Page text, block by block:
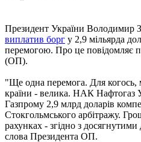
Президент України Володимир
виплатив борг у 2,9 мільярда
перемогою. Про це повідомляє
(ОП).
"Ще одна перемога. Для когось,
країни - велика. НАК Нафтогаз
Газпрому 2,9 млрд доларів
Стокгольмського арбітражу.
рахунках - згідно з
слова Президента ОП.